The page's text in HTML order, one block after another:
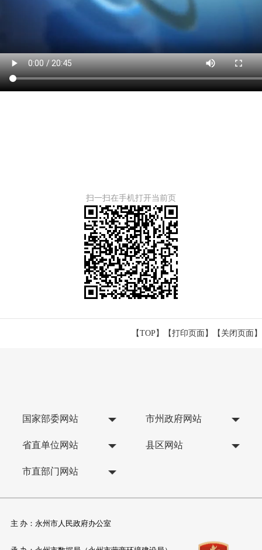
扫一扫在手机打开当前页
【TOP】 【打印页面】【 关闭页面】
国家部委网站 市州政府网站
省直单位网站 县区网站
市直部门网站
主 办：永州市人民政府办公室